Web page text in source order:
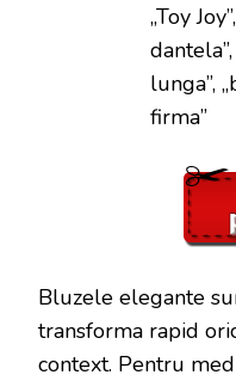
„Toy
lunga”,
firma”
Bluzele elegante
transforma rapid
context. Pentru